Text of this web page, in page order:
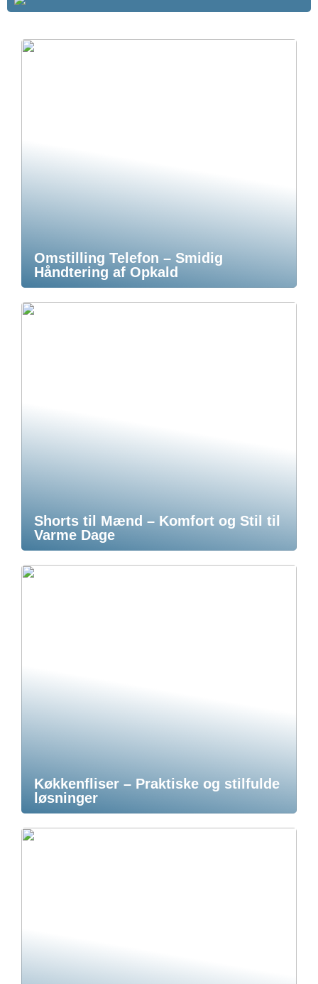
Omstilling Telefon – Smidig
Håndtering af Opkald
Shorts til Mænd – Komfort og Stil til
Varme Dage
Køkkenfliser – Praktiske og stilfulde
løsninger